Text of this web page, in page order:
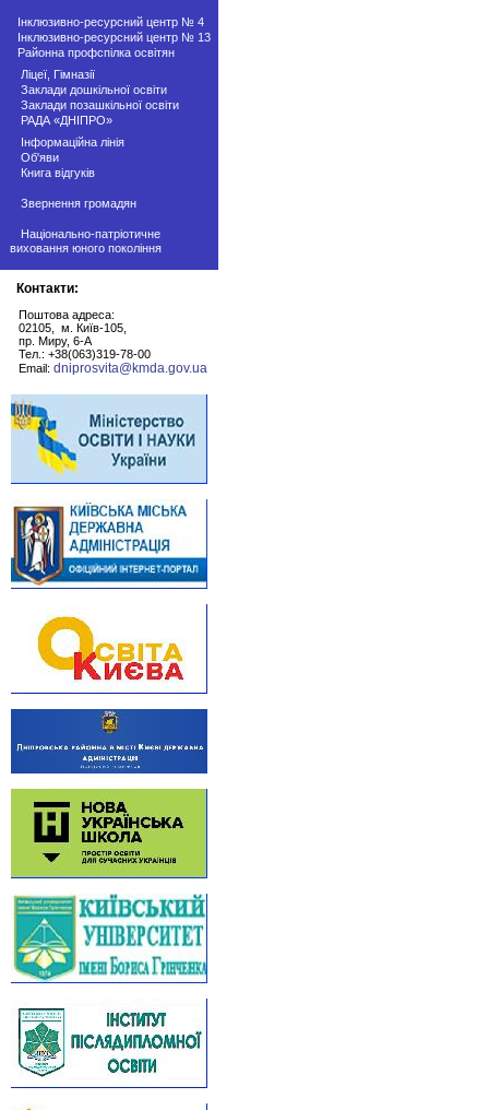
Інклюзивно-ресурсний центр № 4
Інклюзивно-ресурсний центр № 13
Районна профспілка освітян
Ліцеї, Гімназії
Заклади дошкільної освіти
Заклади позашкiльної освіти
РАДА «ДНІПРО»
Інформаційна лінія
Об'яви
Книга відгуків
Звернення громадян
Національно-патріотичне
виховання юного покоління
Контакти:
Поштова адреса:
02105, м. Київ-105,
пр. Миру, 6-А
Тел.: +38(063)319-78-00
Email: dniprosvita@kmda.gov.ua